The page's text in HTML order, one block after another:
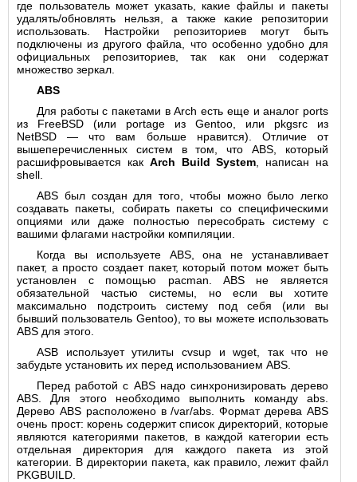
где пользователь может указать, какие файлы и пакеты
удалять/обновлять нельзя, а также какие репозитории
использовать. Настройки репозиториев могут быть
подключены из другого файла, что особенно удобно для
официальных репозиториев, так как они содержат
множество зеркал.
ABS
Для работы с пакетами в Arch есть еще и аналог ports
из FreeBSD (или portage из Gentoo, или pkgsrc из
NetBSD — что вам больше нравится). Отличие от
вышеперечисленных систем в том, что ABS, который
расшифровывается как Arch Build System , написан на
shell.
ABS был создан для того, чтобы можно было легко
создавать пакеты, собирать пакеты со специфическими
опциями или даже полностью пересобрать систему с
вашими флагами настройки компиляции.
Когда вы используете ABS, она не устанавливает
пакет, а просто создает пакет, который потом может быть
установлен с помощью pacman. ABS не является
обязательной частью системы, но если вы хотите
максимально подстроить систему под себя (или вы
бывший пользователь Gentoo), то вы можете использовать
ABS для этого.
ASB использует утилиты cvsup и wget, так что не
забудьте установить их перед использованием ABS.
Перед работой с ABS надо синхронизировать дерево
ABS. Для этого необходимо выполнить команду abs.
Дерево ABS расположено в /var/abs. Формат дерева ABS
очень прост: корень содержит список директорий, которые
являются категориями пакетов, в каждой категории есть
отдельная директория для каждого пакета из этой
категории. В директории пакета, как правило, лежит файл
PKGBUILD.